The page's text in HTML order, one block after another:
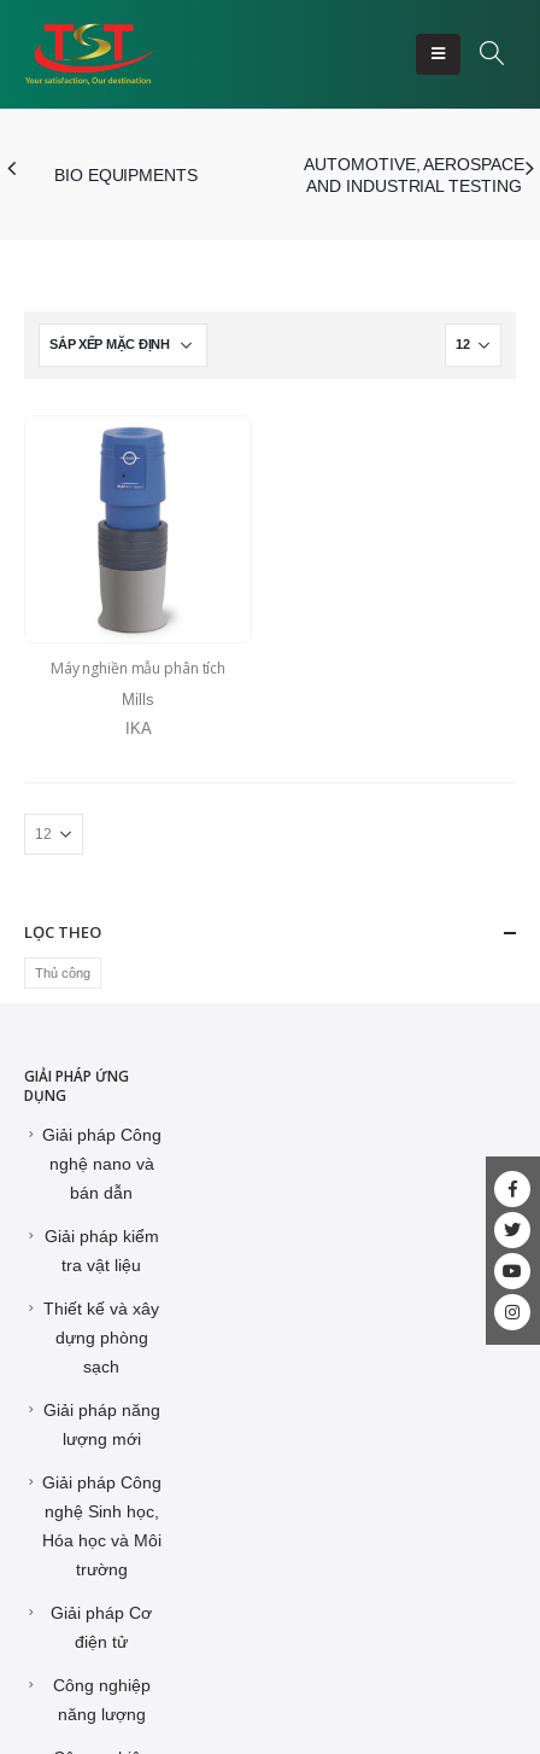
BIO EQUIPMENTS
AUTOMOTIVE, AEROSPACE
AND INDUSTRIAL TESTING
Máy nghiền mẫu phân tích
Mills
IKA
LỌC THEO
Thủ công
GIẢI PHÁP ỨNG
DỤNG
Giải pháp Công
nghệ nano và
bán dẫn
Giải pháp kiểm
tra vật liệu
Thiết kế và xây
dựng phòng
sạch
Giải pháp năng
lượng mới
Giải pháp Công
nghệ Sinh học,
Hóa học và Môi
trường
Giải pháp Cơ
điện tử
Công nghiệp
năng lượng